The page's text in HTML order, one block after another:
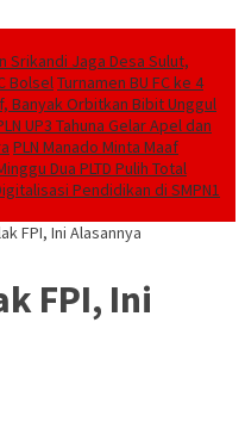
Srikandi Jaga Desa Sulut,
BolselTurnamen BU FC ke 4
Banyak Orbitkan Bibit Unggul
UP3 Tahuna Gelar Apel dan
PLN Manado Minta Maaf
Dua PLTD Pulih Total
Pendidikan di SMPN1
FPI, Ini Alasannya
FPI, Ini